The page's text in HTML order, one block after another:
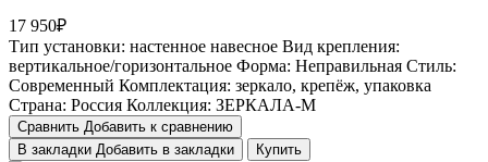
17 950₽
Тип установки: настенное навесное Вид крепления:
вертикальное/горизонтальное Форма: Неправильная Стиль:
Cовременный Комплектация: зеркало, крепёж, упаковка
Страна: Россия Коллекция: ЗЕРКАЛА-М
Сравнить Добавить к сравнению
В закладки Добавить в закладки Купить